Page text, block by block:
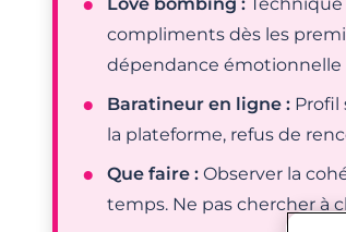
compliments dès les
dépendance émotionnelle
Baratineur en ligne :Profil
la plateforme, refus de
Que faire :Observer la
temps. Ne pas chercher à